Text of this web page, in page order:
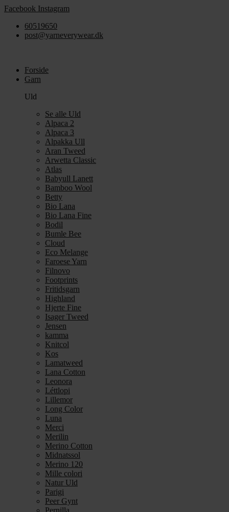
Videre
indhold
Facebook Instagram
60519650
post@yarneverywear.dk
Forside
Garn
Uld
Se alle Uld
Alpaca 2
Alpaca 3
Alpakka Ull
Aran Tweed
Arwetta Classic
Atlas
Babyull Lanett
Bamboo Wool
Betty
Bio Lana
Bio Lana Fine
Bodil
Bumle Bee
Cloud
Eco Melange
Faroese Yarn
Filnovo
Footprints
Fritidsgarn
Highland
Hjerte Fine
Isager Tweed
Jensen
kamma
Knitcol
Kos
Lamatweed
Lana Cotton
Leonora
Léttlopi
Lillemor
Long Color
Luna
Merci
Merilin
Merino Cotton
Midnatssol
Merino 120
Mille colori
Natur Uld
Parigi
Peer Gynt
Pernilla